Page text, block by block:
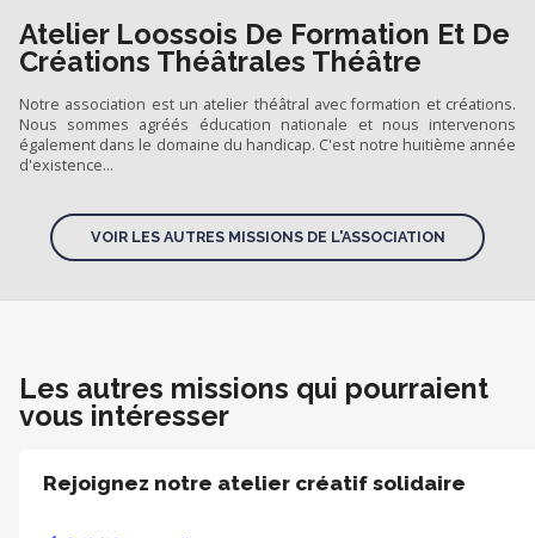
Atelier Loossois De Formation Et De
Créations Théâtrales Théâtre
Notre association est un atelier théâtral avec formation et créations.
Nous sommes agréés éducation nationale et nous intervenons
également dans le domaine du handicap. C'est notre huitième année
d'existence...
VOIR LES AUTRES MISSIONS DE L'ASSOCIATION
Les autres missions qui pourraient
vous intéresser
Rejoignez notre atelier créatif solidaire